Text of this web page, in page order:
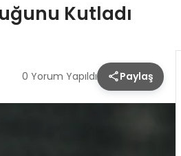
Kutladı
0 Yorum Yapıldı Paylaş